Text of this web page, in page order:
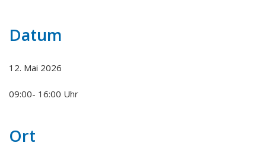
Datum
12. Mai 2026
09:00- 16:00 Uhr
Ort